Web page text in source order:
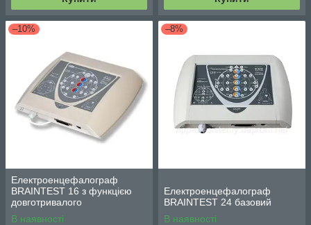
–10%
Електроенцефалограф
BRAINTEST 16 з функцією
довготривалого
відеомоніторингу
В наявності
–8%
Електроенцефалограф
BRAINTEST 24 базовий
В наявності